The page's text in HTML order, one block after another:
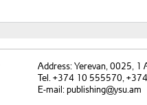
Address: Yerevan, 0025, 1
Tel. +374 10 555570,
E-mail: publishing@ysu.am